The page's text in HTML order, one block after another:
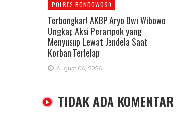
POLRES BONDOWOSO
Terbongkar! AKBP Aryo Dwi Wibowo
Ungkap Aksi Perampok yang
Menyusup Lewat Jendela Saat
Korban Terlelap
August 06, 2026
TIDAK ADA KOMENTAR